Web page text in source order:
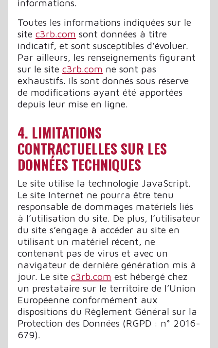
informations.
Toutes les informations indiquées sur le
site c3rb.com sont données à titre
indicatif, et sont susceptibles d’évoluer.
Par ailleurs, les renseignements figurant
sur le site c3rb.com ne sont pas
exhaustifs. Ils sont donnés sous réserve
de modifications ayant été apportées
depuis leur mise en ligne.
4. LIMITATIONS
CONTRACTUELLES SUR LES
DONNÉES TECHNIQUES
Le site utilise la technologie JavaScript.
Le site Internet ne pourra être tenu
responsable de dommages matériels liés
à l’utilisation du site. De plus, l’utilisateur
du site s’engage à accéder au site en
utilisant un matériel récent, ne
contenant pas de virus et avec un
navigateur de dernière génération mis à
jour. Le site c3rb.com est hébergé chez
un prestataire sur le territoire de l’Union
Européenne conformément aux
dispositions du Règlement Général sur la
Protection des Données (RGPD : n° 2016-
679).